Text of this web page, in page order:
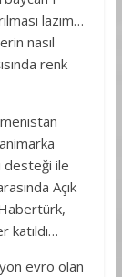
lazım…
nasıl
renk
desteği ile
Açık
katıldı…
evro olan